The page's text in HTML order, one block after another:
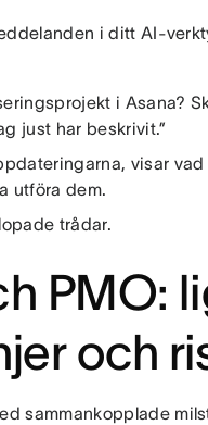
i ditt AI-
i Asana?
just har beskrivit.”
visar vad
utföra dem.
trådar.
PMO:
och
sammankopplade